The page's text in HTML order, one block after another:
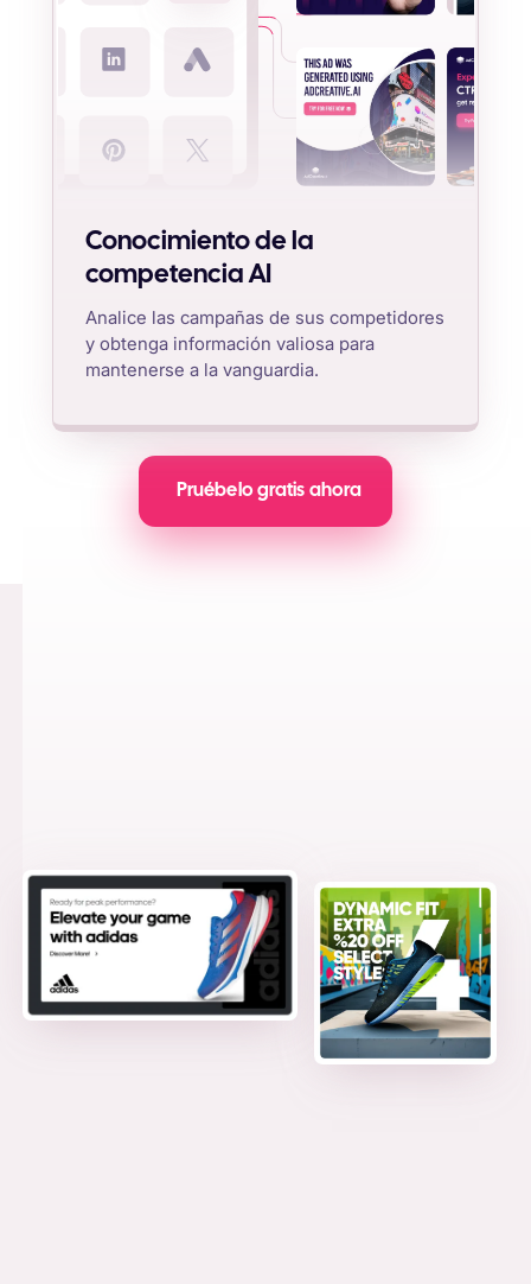
Conocimiento de la
competencia AI
Analice las campañas de sus competidores
y obtenga información valiosa para
mantenerse a la vanguardia.
Pruébelo gratis ahora